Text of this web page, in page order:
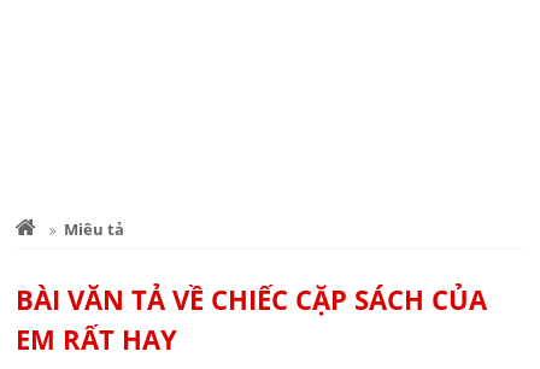
Miêu tả
BÀI VĂN TẢ VỀ CHIẾC CẶP SÁCH CỦA
EM RẤT HAY